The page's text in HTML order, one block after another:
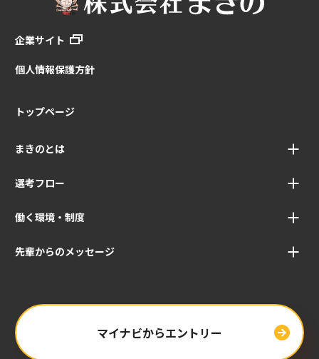
企業サイト
個人情報保護方針
トップページ
まきのとは
選考フロー
働く環境・制度
先輩からのメッセージ
マイナビからエントリー